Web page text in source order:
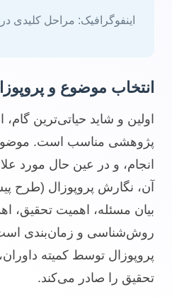
اینفوگرافیک: مراحل کلیدی
انتخاب موضوع و
اولین و شاید حیاتی‌ترین
پژوهشی مناسب است. موضوع
انجام، و در عین حال مورد
آن، نگارش پروپوزال (طرح
بیان مسئله، اهمیت تحقیق،
روش‌شناسی و زمان‌بندی
پروپوزال توسط کمیته
تحقیق را صادر می‌کند.